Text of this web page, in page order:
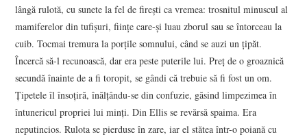
lângă rulotă, cu sunete la fel de firești ca vremea: trosnitul minuscul al
mamiferelor din tufișuri, ființe care-și luau zborul sau se întorceau la
cuib. Tocmai tremura la porțile somnului, când se auzi un țipăt.
Încercă să-l recunoască, dar era peste puterile lui. Preț de o groaznică
secundă înainte de a fi toropit, se gândi că trebuie să fi fost un om.
Țipetele îl însoțiră, înălțându-se din confuzie, găsind limpezimea în
întunericul propriei lui minți. Din Ellis se revărsă spaima. Era
neputincios. Rulota se pierduse în zare, iar el stătea într-o poiană cu